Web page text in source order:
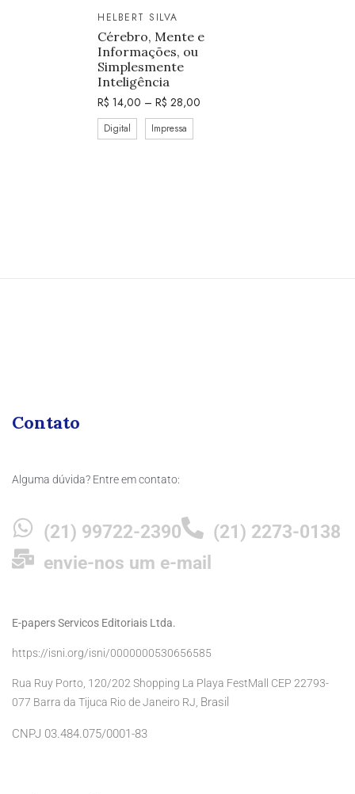
HELBERT SILVA
Cérebro, Mente e
Informações, ou
Simplesmente
Inteligência
R$ 14,00 – R$ 28,00
Digital Impressa
Contato
Alguma dúvida? Entre em contato:
(21) 99722-2390
(21) 2273-0138
envie-nos um e-mail
E-papers Servicos Editoriais Ltda.
https://isni.org/isni/0000000530656585
Rua Ruy Porto, 120/202 Shopping La Playa FestMall CEP 22793-
077 Barra da Tijuca Rio de Janeiro RJ, Brasil
CNPJ 03.484.075/0001-83